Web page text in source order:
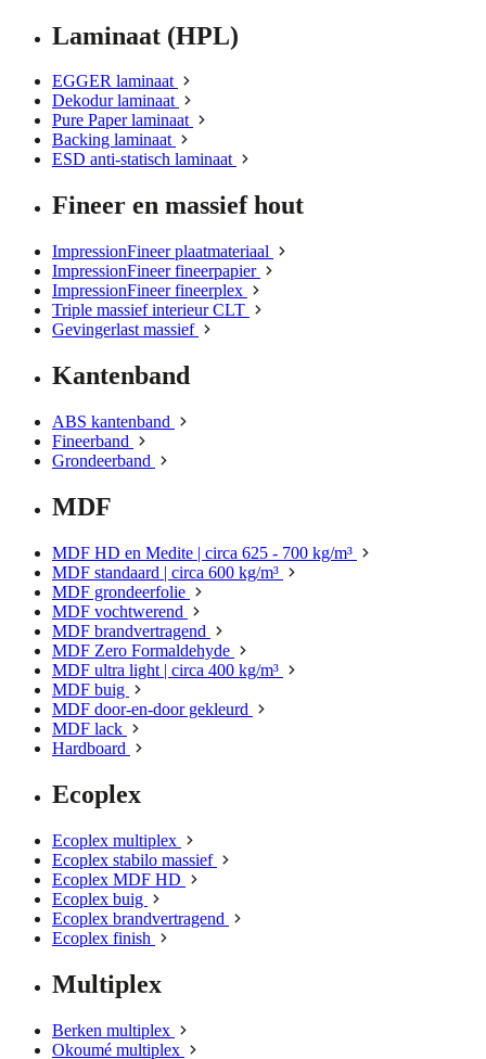
Laminaat (HPL)
EGGER laminaat
Dekodur laminaat
Pure Paper laminaat
Backing laminaat
ESD anti-statisch laminaat
Fineer en massief hout
ImpressionFineer plaatmateriaal
ImpressionFineer fineerpapier
ImpressionFineer fineerplex
Triple massief interieur CLT
Gevingerlast massief
Kantenband
ABS kantenband
Fineerband
Grondeerband
MDF
MDF HD en Medite | circa 625 - 700 kg/m³
MDF standaard | circa 600 kg/m³
MDF grondeerfolie
MDF vochtwerend
MDF brandvertragend
MDF Zero Formaldehyde
MDF ultra light | circa 400 kg/m³
MDF buig
MDF door-en-door gekleurd
MDF lack
Hardboard
Ecoplex
Ecoplex multiplex
Ecoplex stabilo massief
Ecoplex MDF HD
Ecoplex buig
Ecoplex brandvertragend
Ecoplex finish
Multiplex
Berken multiplex
Okoumé multiplex